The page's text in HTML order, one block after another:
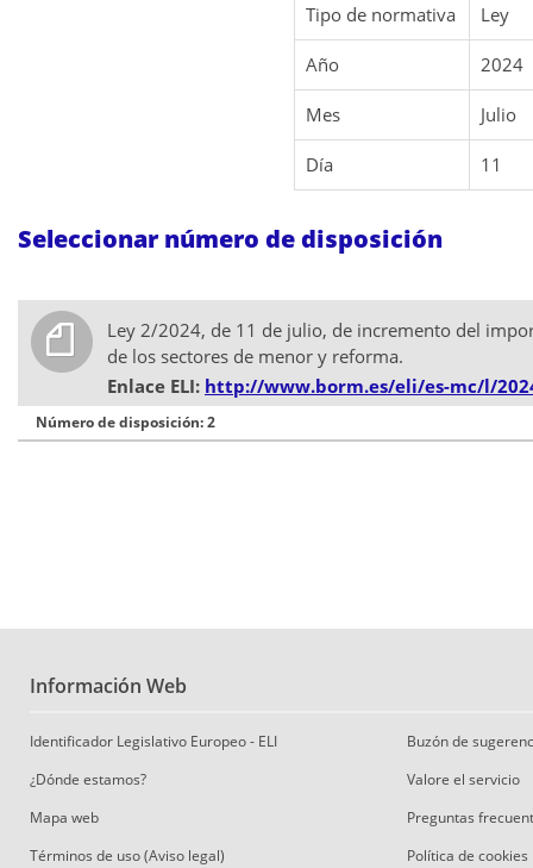
Tipo de normativa Ley
Año 2024
Mes Julio
Día 11
Seleccionar número de disposición
Ley 2/2024, de 11 de julio, de incremento del
de los sectores de menor y reforma.
Enlace ELI: http://www.borm.es/eli/es-mc/l/
Número de disposición: 2
Información Web
Identificador Legislativo Europeo - ELI
¿Dónde estamos?
Mapa web
Términos de uso (Aviso legal)
Buzón de
Valore el servicio
Preguntas
Política de cookies